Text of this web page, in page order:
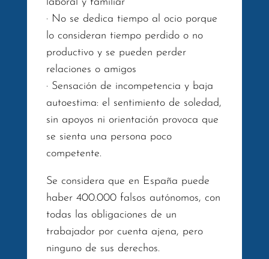
· No se dedica tiempo al ocio porque
lo consideran tiempo perdido o no
productivo y se pueden perder
relaciones o amigos
· Sensación de incompetencia y baja
autoestima: el sentimiento de soledad,
sin apoyos ni orientación provoca que
se sienta una persona poco
competente.
Se considera que en España puede
haber 400.000 falsos autónomos, con
todas las obligaciones de un
trabajador por cuenta ajena, pero
ninguno de sus derechos.